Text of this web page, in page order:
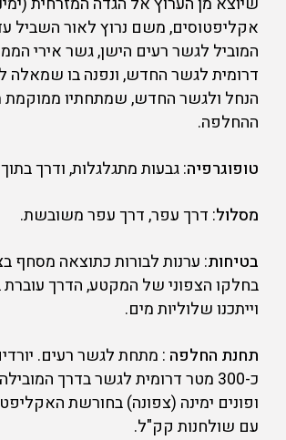
אקליפטוסים, משם נרוץ לאור השביל
דרומית לגשר החדש, ונפנה בו שמאלה
הנחל ולגשר החדש, שמתחתיו ממוקמת
ההחלפה.
טופוגרפיה: גבעות מתגלגלות, ודרך
מסלול: דרך עפר, דרך עפר משובשת.
בטיחות: ערנות לבורות כתוצאה מסחף
בחלקו הצפוני של המקטע, הדרך עוברת
וייתכנו שלוליות מים.
תחנת החלפה
כ-300 מטר דרומית לגשר בדרך
ופונים ימינה (צפונה) בחורשת
עם שולחנות קק"ל.